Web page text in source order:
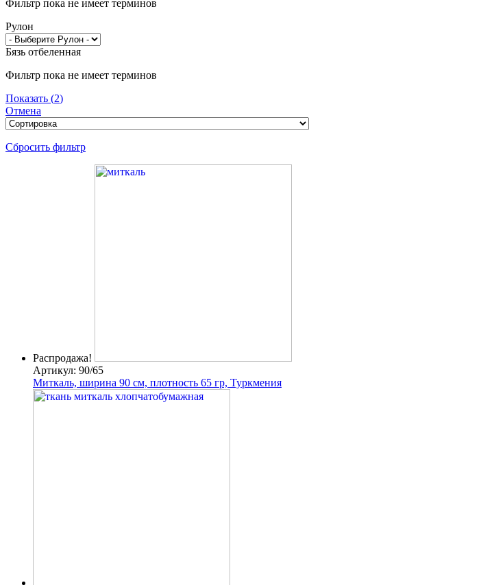
Фильтр пока не имеет терминов
Рулон
Бязь отбеленная
Фильтр пока не имеет терминов
Показать (2)
Отмена
Сбросить фильтр
Распродажа!
Артикул: 90/65
Миткаль, ширина 90 см, плотность 65 гр, Туркмения